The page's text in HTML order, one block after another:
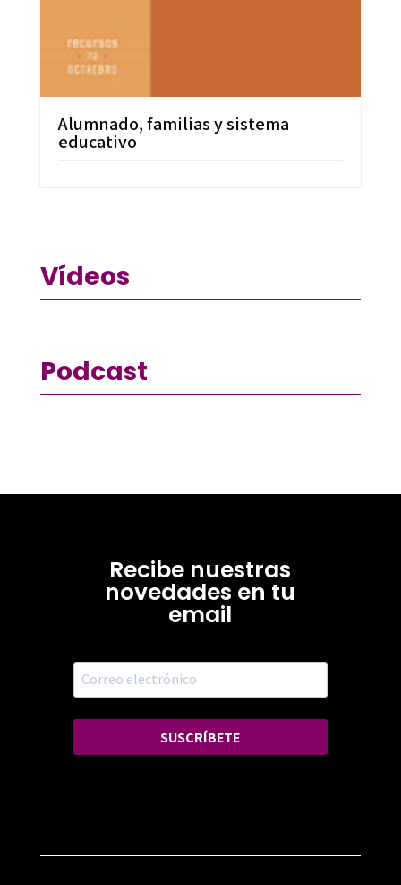
Alumnado, familias y sistema
educativo
Vídeos
Podcast
Recibe nuestras
novedades en tu
email
SUSCRÍBETE